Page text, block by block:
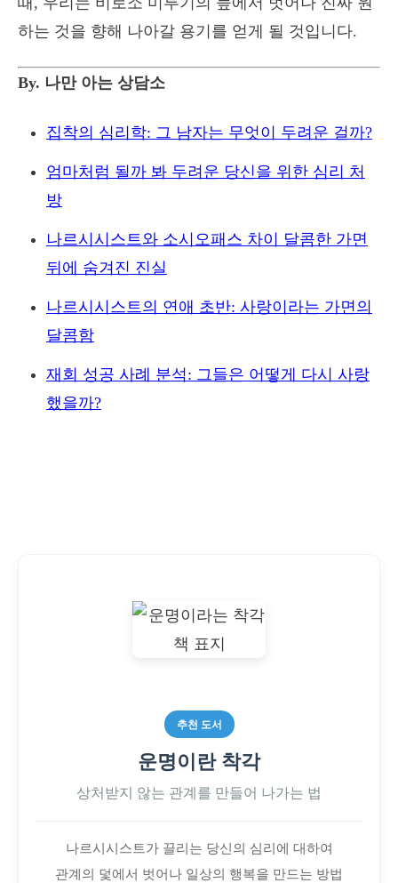
하는 것을 향해 나아갈 용기를 얻게 될 것입니다.
By. 나만 아는 상담소
집착의 심리학: 그 남자는 무엇이 두려운 걸까?
엄마처럼 될까 봐 두려운 당신을 위한 심리 처
방
나르시시스트와 소시오패스 차이 달콤한 가면
뒤에 숨겨진 진실
나르시시스트의 연애 초반: 사랑이라는 가면의
달콤함
재회 성공 사례 분석: 그들은 어떻게 다시 사랑
했을까?
추천 도서
운명이란 착각
상처받지 않는 관계를 만들어 나가는 법
나르시시스트가 끌리는 당신의 심리에 대하여
관계의 덫에서 벗어나 일상의 행복을 만드는 방법